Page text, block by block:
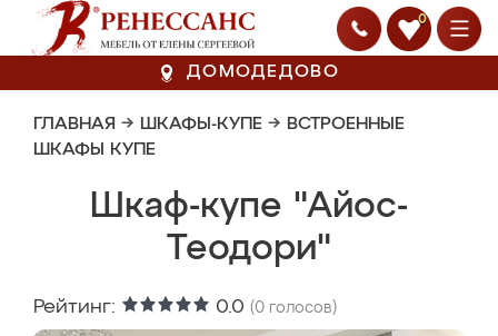
0
ДОМОДЕДОВО
ГЛАВНАЯ → ШКАФЫ-КУПЕ → ВСТРОЕННЫЕ
ШКАФЫ КУПЕ
Шкаф-купе "Айос-
Теодори"
Рейтинг: 0.0 (0 голосов)